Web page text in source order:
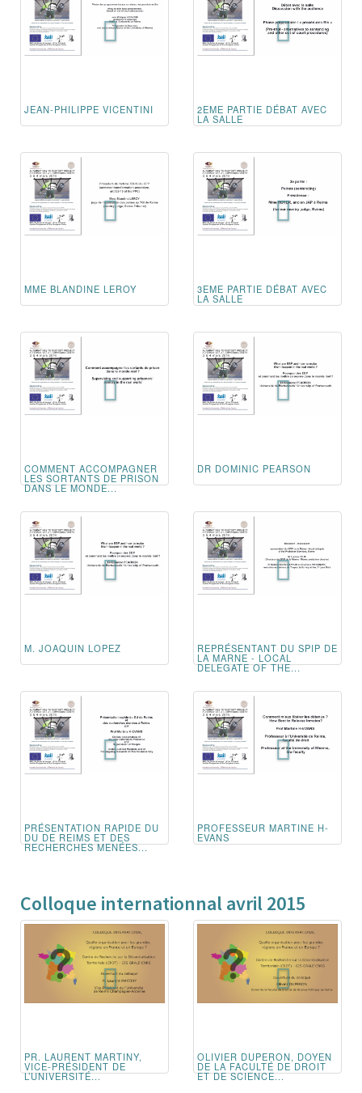
JEAN-PHILIPPE VICENTINI 2EME PARTIE DÉBAT AVEC
LA SALLE
MME BLANDINE LEROY 3EME PARTIE DÉBAT AVEC
LA SALLE
COMMENT ACCOMPAGNER
LES SORTANTS DE PRISON
DANS LE MONDE...
DR DOMINIC PEARSON
M. JOAQUIN LOPEZ REPRÉSENTANT DU SPIP DE
LA MARNE - LOCAL
DELEGATE OF THE...
PRÉSENTATION RAPIDE DU
DU DE REIMS ET DES
RECHERCHES MENÉES...
PROFESSEUR MARTINE H-
EVANS
Colloque internationnal avril 2015
PR. LAURENT MARTINY,
VICE-PRÉSIDENT DE
L’UNIVERSITÉ...
OLIVIER DUPERON, DOYEN
DE LA FACULTÉ DE DROIT
ET DE SCIENCE...